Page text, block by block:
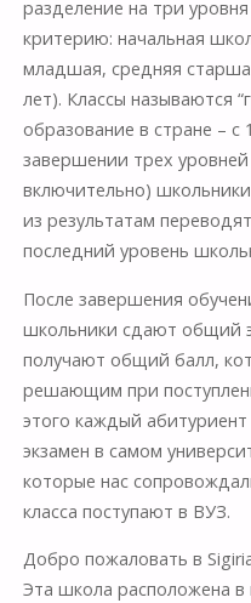
разделение на три
критерию: начальная
младшая, средняя
лет). Классы называются
образование в стране – с
завершении трех
включительно)
из результатам
последний уровень
После завершения
школьники сдают общий
получают общий балл,
решающим при
этого каждый
экзамен в самом
которые нас
класса поступают в ВУЗ.
Добро пожаловать в
Эта школа расположена